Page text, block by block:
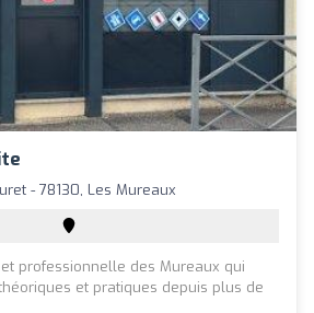
- 78130, Les Mureaux
professionnelle des Mureaux qui
et pratiques depuis plus de